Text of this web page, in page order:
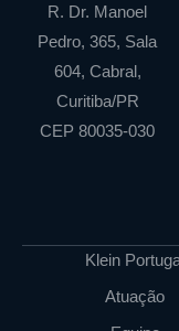
R. Dr. Manoel
Pedro, 365, Sala
604, Cabral,
Curitiba/PR
CEP 80035-030
Klein
Atuação